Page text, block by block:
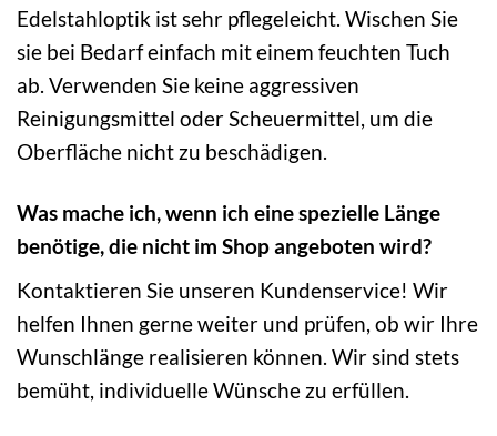
Edelstahloptik ist sehr pflegeleicht. Wischen Sie
sie bei Bedarf einfach mit einem feuchten Tuch
ab. Verwenden Sie keine aggressiven
Reinigungsmittel oder Scheuermittel, um die
Oberfläche nicht zu beschädigen.
Was mache ich, wenn ich eine spezielle Länge
benötige, die nicht im Shop angeboten wird?
Kontaktieren Sie unseren Kundenservice! Wir
helfen Ihnen gerne weiter und prüfen, ob wir Ihre
Wunschlänge realisieren können. Wir sind stets
bemüht, individuelle Wünsche zu erfüllen.